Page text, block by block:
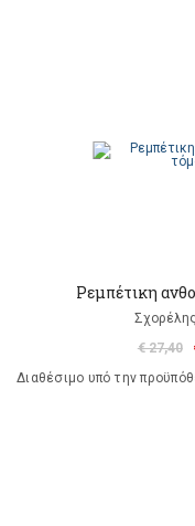
Ρεμπέτικη
€ 27,40
Διαθέσιμο υπό την